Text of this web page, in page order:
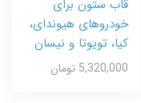
قاب ستون برای
خودروهای هیوندای،
کیا، تویوتا و نیسان
5,320,000 تومان